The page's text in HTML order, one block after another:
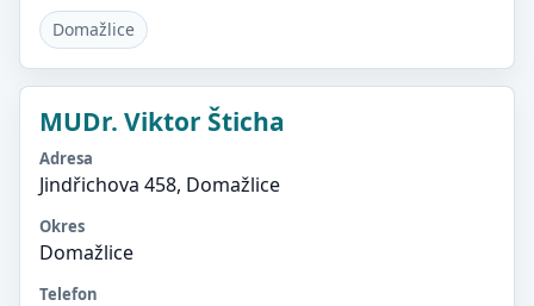
Domažlice
MUDr. Viktor Šticha
Adresa
Jindřichova 458, Domažlice
Okres
Domažlice
Telefon